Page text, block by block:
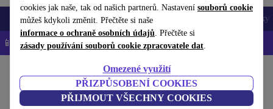
cookies jak naše, tak od našich partnerů. Nastavení souborů cookie
můžeš kdykoli změnit. Přečtěte si naše
informace o ochraně osobních údajů. Přečtěte si
zásady používání souborů cookie zpracovatele dat.
Omezené využití
PŘIZPŮSOBENÍ COOKIES
PŘIJMOUT VŠECHNY COOKIES
Mobily a smartphony Notebooky Tablety Doplňky
📱 -5 % NAVÍC na všechny iPhony – kód: IPHONEDEAL-
Epson EH-TW5350